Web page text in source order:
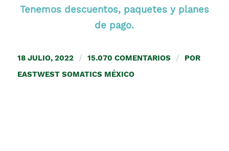
Tenemos descuentos, paquetes y planes
de pago.
18 JULIO, 2022 / 15.070 COMENTARIOS /
POR
EASTWEST SOMATICS MÉXICO